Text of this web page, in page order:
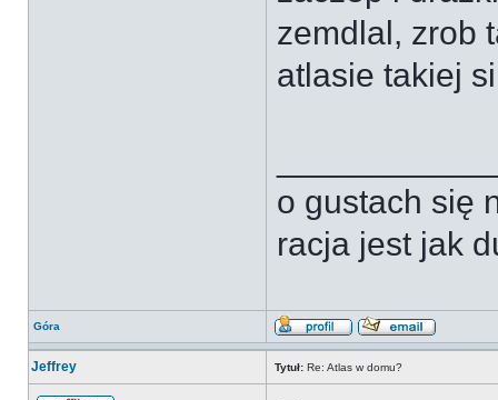
zemdlal, zrob
atlasie takiej
o gustach się
racja jest jak
Góra
Jeffrey Tytuł: Re: Atlas w domu?